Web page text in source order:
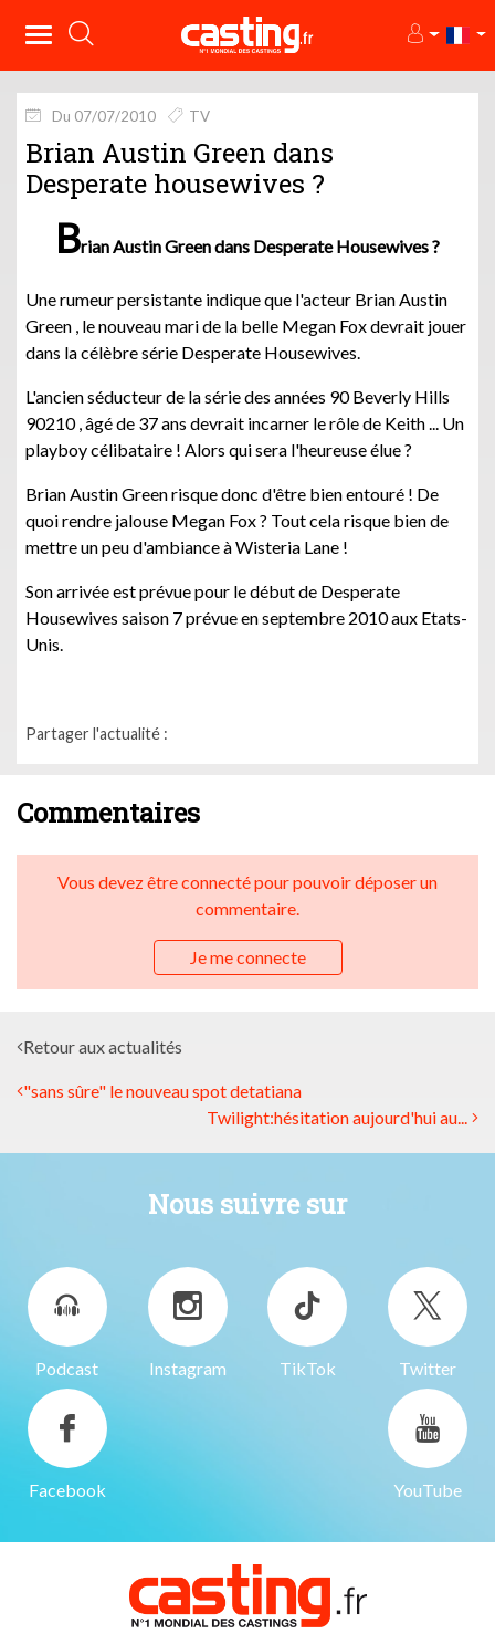
Du 07/07/2010 TV
Brian Austin Green dans
Desperate housewives ?
Brian Austin Green dans Desperate Housewives ?
Une rumeur persistante indique que l'acteur Brian Austin
Green , le nouveau mari de la belle Megan Fox devrait jouer
dans la célèbre série Desperate Housewives.
L'ancien séducteur de la série des années 90 Beverly Hills
90210 , âgé de 37 ans devrait incarner le rôle de Keith ... Un
playboy célibataire ! Alors qui sera l'heureuse élue ?
Brian Austin Green risque donc d'être bien entouré ! De
quoi rendre jalouse Megan Fox ? Tout cela risque bien de
mettre un peu d'ambiance à Wisteria Lane !
Son arrivée est prévue pour le début de Desperate
Housewives saison 7 prévue en septembre 2010 aux Etats-
Unis.
Partager l'actualité :
Commentaires
Vous devez être connecté pour pouvoir déposer un
commentaire.
Je me connecte
Retour aux actualités
"sans sûre" le nouveau spot detatiana
Twilight:hésitation aujourd'hui au...
Nous suivre sur
Podcast Instagram TikTok Twitter
Facebook YouTube